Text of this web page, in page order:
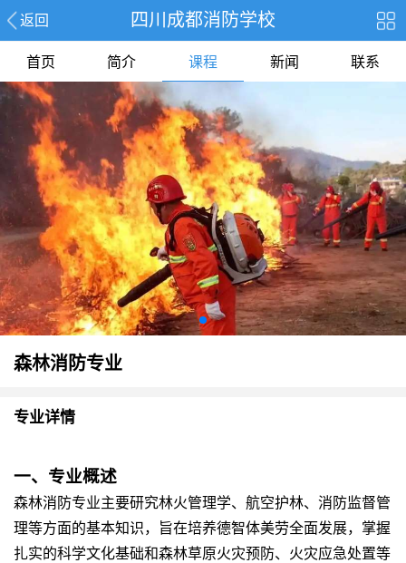
返回 四川成都消防学校
首页 简介 课程 新闻 联系
森林消防专业
专业详情
一、专业概述
森林消防专业主要研究林火管理学、航空护林、消防监督管
理等方面的基本知识，旨在培养德智体美劳全面发展，掌握
扎实的科学文化基础和森林草原火灾预防、火灾应急处置等